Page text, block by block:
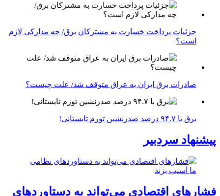
جزئیات پرداخت خسارت به مشترکان برق/ چه مدارکی لازم
است؟
صادرات برق ایران به عراق متوقف شد/ علت چیست؟
برق با ۹۴.۷ درصد صدرنشین تورم تابستانی!
پیشنهاد سردبیر
فشارهای اقتصادی می‌تواند به دستاوردهای